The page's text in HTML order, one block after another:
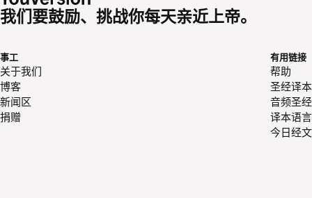
我们要鼓励、挑战你每天亲近上帝。
事工
关于我们
博客
新闻区
捐赠
有用链接
帮助
圣经译本
音频圣经
译本语言
今日经文